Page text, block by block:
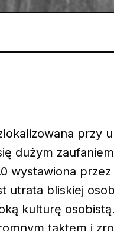
przy
dużym
wystawiona
utrata bliskiej
kulturę